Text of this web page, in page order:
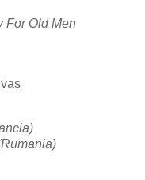
For Old Men